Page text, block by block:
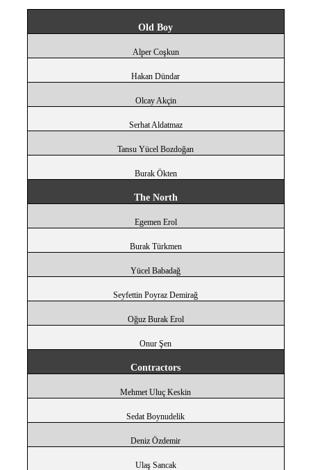
Old Boy
Alper Coşkun
Hakan Dündar
Olcay Akçin
Serhat Aldatmaz
Tansu Yücel Bozdoğan
Burak Ökten
The North
Egemen Erol
Burak Türkmen
Yücel Babadağ
Seyfettin Poyraz Demirağ
Oğuz Burak Erol
Onur Şen
Contractors
Mehmet Uluç Keskin
Sedat Boynudelik
Deniz Özdemir
Ulaş Sancak